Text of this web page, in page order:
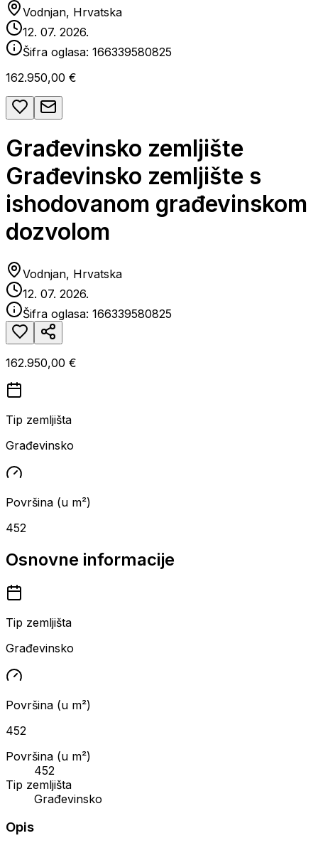
Vodnjan, Hrvatska
12. 07. 2026.
Šifra oglasa: 166339580825
162.950,00 €
Građevinsko zemljište
Građevinsko zemljište s
ishodovanom građevinskom
dozvolom
Vodnjan, Hrvatska
12. 07. 2026.
Šifra oglasa: 166339580825
162.950,00 €
Tip zemljišta
Građevinsko
Površina (u m²)
452
Osnovne informacije
Tip zemljišta
Građevinsko
Površina (u m²)
452
Površina (u m²)
452
Tip zemljišta
Građevinsko
Opis